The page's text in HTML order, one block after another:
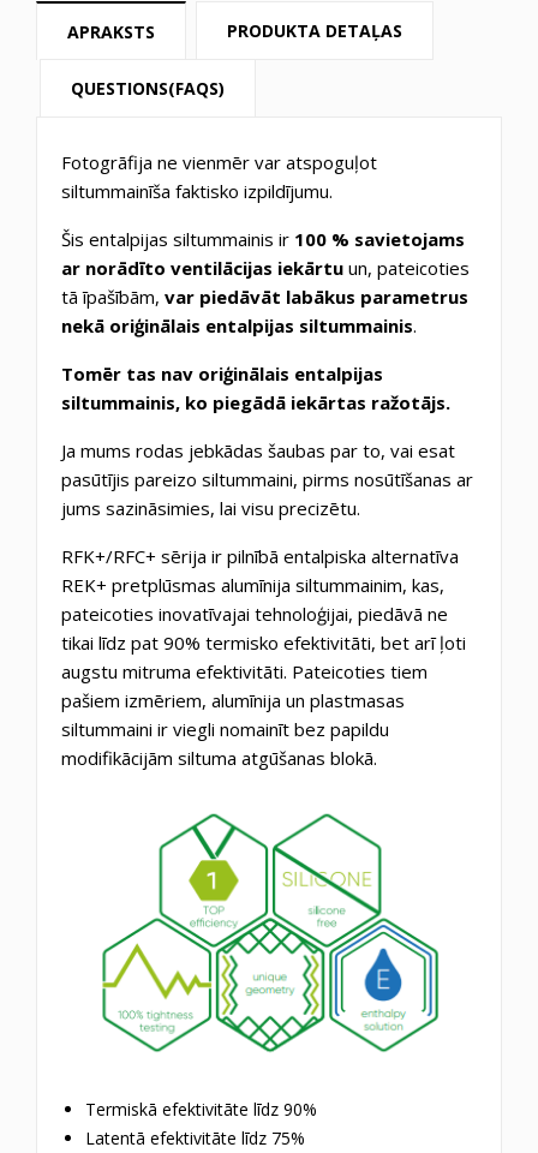
APRAKSTS PRODUKTA DETAĻAS
QUESTIONS(FAQS)
Fotogrāfija ne vienmēr var atspoguļot
siltummainīša faktisko izpildījumu.
Šis entalpijas siltummainis ir 100 % savietojams
ar norādīto ventilācijas iekārtu un, pateicoties
tā īpašībām, var piedāvāt labākus parametrus
nekā oriģinālais entalpijas siltummainis.
Tomēr tas nav oriģinālais entalpijas
siltummainis, ko piegādā iekārtas ražotājs.
Ja mums rodas jebkādas šaubas par to, vai esat
pasūtījis pareizo siltummaini, pirms nosūtīšanas ar
jums sazināsimies, lai visu precizētu.
RFK+/RFC+ sērija ir pilnībā entalpiska alternatīva
REK+ pretplūsmas alumīnija siltummainim, kas,
pateicoties inovatīvajai tehnoloģijai, piedāvā ne
tikai līdz pat 90% termisko efektivitāti, bet arī ļoti
augstu mitruma efektivitāti. Pateicoties tiem
pašiem izmēriem, alumīnija un plastmasas
siltummaini ir viegli nomainīt bez papildu
modifikācijām siltuma atgūšanas blokā.
Termiskā efektivitāte līdz 90%
Latentā efektivitāte līdz 75%